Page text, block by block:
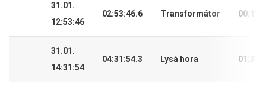
31.01.
12:53:46
02:53:46.6 Transformátor
31.01.
14:31:54
04:31:54.3 Lysá hora